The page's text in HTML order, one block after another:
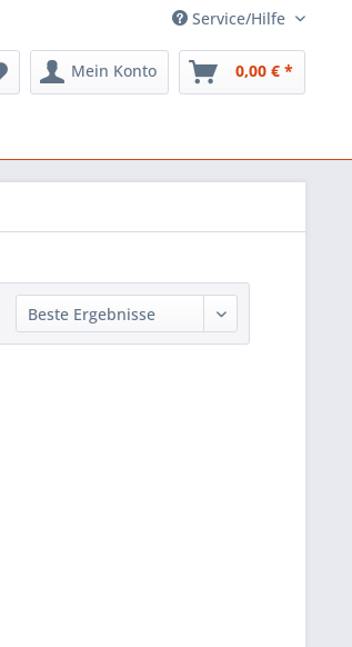
Service/Hilfe
Mein Konto 0,00 € *